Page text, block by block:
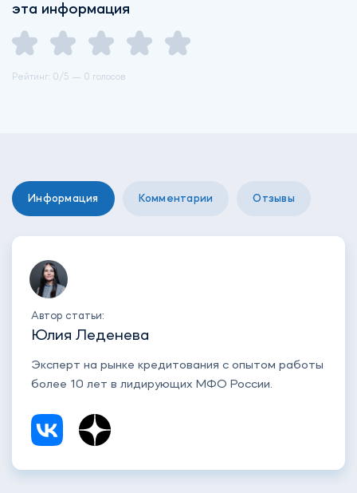
эта информация
Рейтинг: 0/5 — 0 голосов
Информация Комментарии Отзывы
Автор статьи:
Юлия Леденева
Эксперт на рынке кредитования с опытом работы
более 10 лет в лидирующих МФО России.